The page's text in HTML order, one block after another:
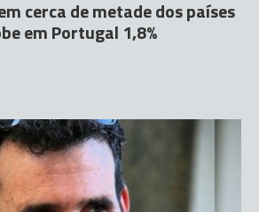
cerca de metade dos países
em Portugal 1,8%